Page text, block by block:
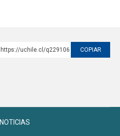
https://uchile.cl/q229106 COPIAR
NOTICIAS